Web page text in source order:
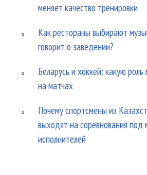
меняет качество тренировки
Как рестораны выбирают
говорит о заведении?
Беларусь и хоккей: какую роль
на матчах
Почему спортсмены из
выходят на соревнования под
исполнителей